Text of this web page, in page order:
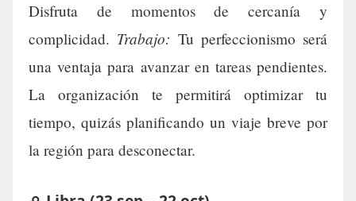
Disfruta de momentos de cercanía y
complicidad. Trabajo: Tu perfeccionismo será
una ventaja para avanzar en tareas pendientes.
La organización te permitirá optimizar tu
tiempo, quizás planificando un viaje breve por
la región para desconectar.